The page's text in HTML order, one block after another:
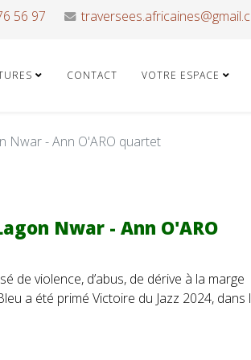
56 97
CONTACT VOTRE ESPACE
Nwar - Ann O'ARO quartet
Nwar - Ann O'ARO
de violence, d’abus, de dérive à la marge
a été primé Victoire du Jazz 2024, dans